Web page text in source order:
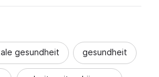
gesundheit gesundheit